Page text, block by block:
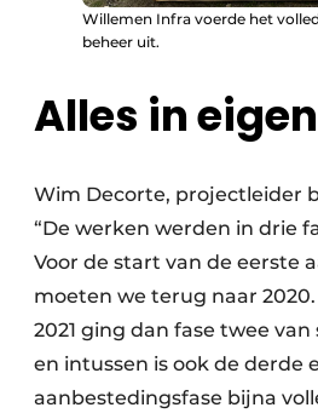
Willemen Infra voerde het
beheer uit.
Alles in
Wim Decorte, projectleider
“De werken werden in drie
Voor de start van de eerste
moeten we terug naar
2021 ging dan fase twee
en intussen is ook de derde
aanbestedingsfase bijna